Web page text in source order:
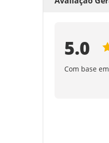
5.0
Com base